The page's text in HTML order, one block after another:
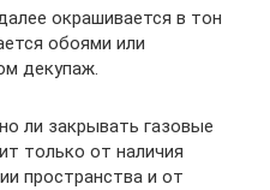
окрашивается в тон
обоями или
декупаж.
ли закрывать газовые
только от наличия
пространства и от